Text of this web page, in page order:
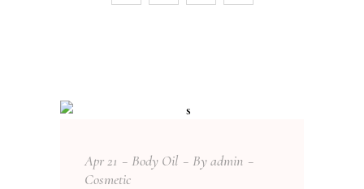
Apr21 Body Oil Byadmin
Cosmetic